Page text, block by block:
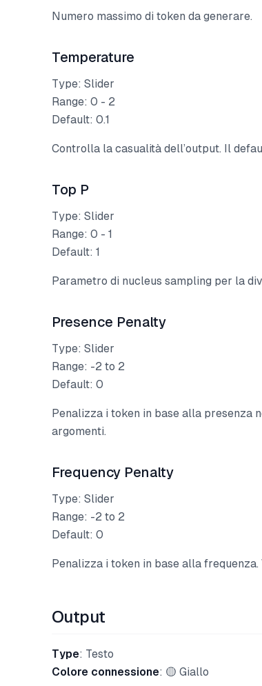
Numero massimo di token da generare.
Temperature
Type: Slider
Range: 0 - 2
Default: 0.1
Controlla la casualità dell’output. Il
Top P
Type: Slider
Range: 0 - 1
Default: 1
Parametro di nucleus sampling per la
Presence Penalty
Type: Slider
Range: -2 to 2
Default: 0
Penalizza i token in base alla presenza
argomenti.
Frequency Penalty
Type: Slider
Range: -2 to 2
Default: 0
Penalizza i token in base alla
Output
Type: Testo
Colore connessione: 🟡 Giallo